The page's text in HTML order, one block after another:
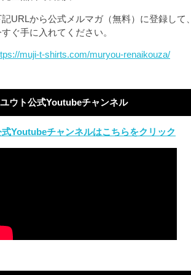
記URLから公式メルマガ（無料）に登録して、
ぐ手に入れてください。
muji-t-shirts.com/muryou-renaikouza/
ユウト公式Youtubeチャンネル
式Youtubeチャンネルはこちらをクリック